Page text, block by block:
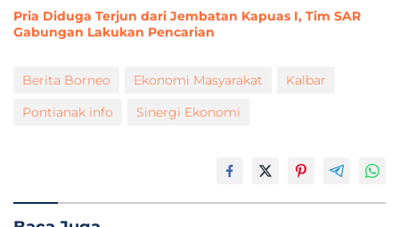
Pria Diduga Terjun dari Jembatan Kapuas I, Tim SAR
Gabungan Lakukan Pencarian
Berita Borneo Ekonomi Masyarakat
Kalbar
Pontianak info
Sinergi Ekonomi